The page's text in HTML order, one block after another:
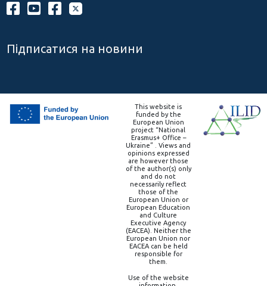
Підписатися на новини
This website is
funded by the
European Union
project “National
Erasmus+ Office –
Ukraine” . Views and
opinions expressed
are however those
of the author(s) only
and do not
necessarily reflect
those of the
European Union or
European Education
and Culture
Executive Agency
(EACEA). Neither the
European Union nor
EACEA can be held
responsible for
them.
Use of the website